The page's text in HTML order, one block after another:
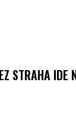
STRAHA IDE